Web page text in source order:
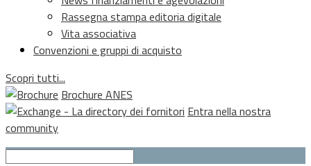
Rassegna stampa editoria digitale
Vita associativa
Convenzioni e gruppi di acquisto
Scopri tutti...
Brochure ANES
Entra nella nostra
community